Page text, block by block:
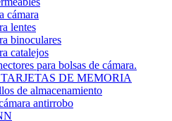
cámara
lentes
binoculares
catalejos
para bolsas de cámara.
TARJETAS DE MEMORIA
de almacenamiento
antirrobo